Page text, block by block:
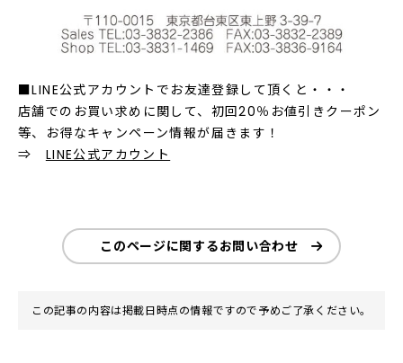
■LINE公式アカウントでお友達登録して頂くと・・・
店舗でのお買い求めに関して、初回20％お値引きクーポン
等、お得なキャンペーン情報が届きます！
⇒ LINE公式アカウント
このページに関するお問い合わせ
この記事の内容は掲載日時点の情報ですので予めご了承ください。